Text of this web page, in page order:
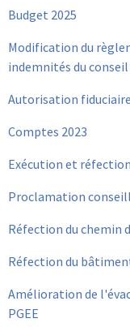
Budget 2025
Modification du
indemnités du
Autorisation fiduciaire
Comptes 2023
Exécution et
Proclamation
Réfection du chemin
Réfection du
Amélioration de
PGEE